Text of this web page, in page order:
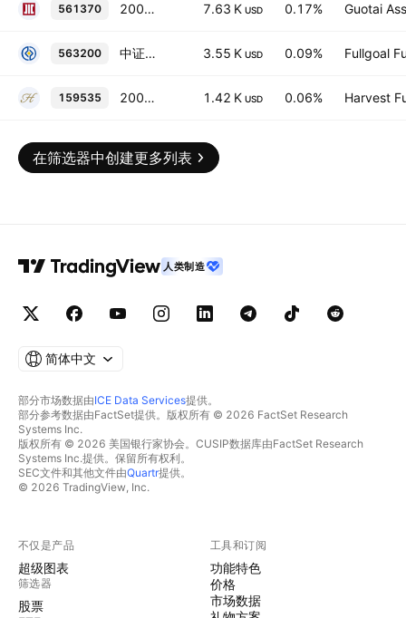
561370 2000ETF 7.63 K USD 0.17% Guotai
563200 中证2000指数ETF 3.55 K USD 0.09% Fullgoal
159535 2000指数 1.42 K USD 0.06% Harvest
在筛选器中创建更多列表
人类制造
简体中文
部分市场数据由ICE Data Services提供。
部分参考数据由FactSet提供。版权所有 © 2026 FactSet Research
Systems Inc.
版权所有 © 2026 美国银行家协会。CUSIP数据库由FactSet Research
Systems Inc.提供。保留所有权利。
SEC文件和其他文件由Quartr提供。
© 2026 TradingView, Inc.
不仅是产品
超级图表
筛选器
股票
工具和订阅
功能特色
价格
市场数据